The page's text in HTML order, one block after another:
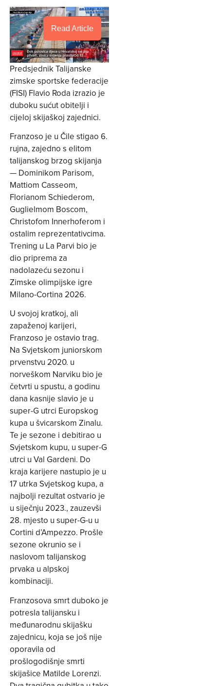
Read Article
Predsjednik Talijanske
zimske sportske federacije
(FISI) Flavio Roda izrazio je
duboku sućut obitelji i
cijeloj skijaškoj zajednici.
Franzoso je u Čile stigao 6.
rujna, zajedno s elitom
talijanskog brzog skijanja
— Dominikom Parisom,
Mattiom Casseom,
Florianom Schiederom,
Guglielmom Boscom,
Christofom Innerhoferom i
ostalim reprezentativcima.
Trening u La Parvi bio je
dio priprema za
nadolazeću sezonu i
Zimske olimpijske igre
Milano-Cortina 2026.
U svojoj kratkoj, ali
zapaženoj karijeri,
Franzoso je ostavio trag.
Na Svjetskom juniorskom
prvenstvu 2020. u
norveškom Narviku bio je
četvrti u spustu, a godinu
dana kasnije slavio je u
super-G utrci Europskog
kupa u švicarskom Zinalu.
Te je sezone i debitirao u
Svjetskom kupu, u super-G
utrci u Val Gardeni. Do
kraja karijere nastupio je u
17 utrka Svjetskog kupa, a
najbolji rezultat ostvario je
u siječnju 2023., zauzevši
28. mjesto u super-G-u u
Cortini d’Ampezzo. Prošle
sezone okrunio se i
naslovom talijanskog
prvaka u alpskoj
kombinaciji.
Franzosova smrt duboko je
potresla talijansku i
međunarodnu skijašku
zajednicu, koja se još nije
oporavila od
prošlogodišnje smrti
skijašice Matilde Lorenzi.